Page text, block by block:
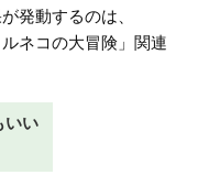
発動するのは、
ネコの大冒険」関連
いい